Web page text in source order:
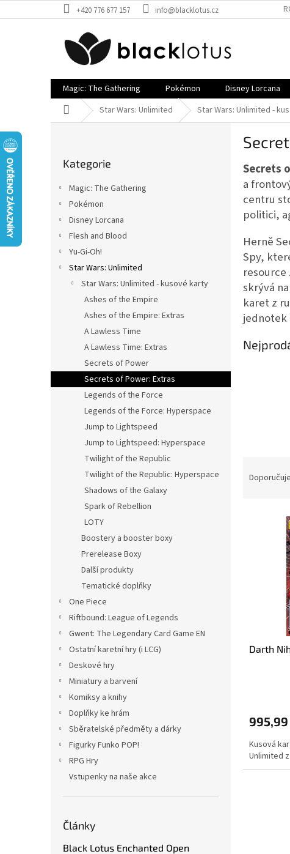
na
+420 776 677 157 info@blacklotus.cz
Magic: The Gathering Pokémon Disney Lorcana
Domů Star Wars: Unlimited Star Wars: Unlimited -
kategorie
Kategorie
Magic: The Gathering
Pokémon
Disney Lorcana
Flesh and Blood
Yu-Gi-Oh!
Star Wars: Unlimited
Star Wars: Unlimited - kusové karty
Ashes of the Empire
Ashes of the Empire: Extras
A Lawless Time
A Lawless Time: Extras
Secrets of Power
Secrets of Power: Extras
Legends of the Force
Legends of the Force: Hyperspace
Jump to Lightspeed
Jump to Lightspeed: Hyperspace
Twilight of the Republic
Twilight of the Republic: Hyperspace
Shadows of the Galaxy
Spark of Rebellion
LOTY
Boostery a booster boxy
Prerelease Boxy
Další produkty
Tematické doplňky
One Piece
Riftbound: League of Legends
Gwent: The Legendary Card Game EN
Ostatní karetní hry (i LCG)
Deskové hry
Miniatury a barvení
Komiksy a knihy
Doplňky ke hrám
Sběratelské předměty a dárky
Figurky Funko POP!
RPG Hry
Vstupenky na naše akce
Články
Black Lotus Enchanted Open
Secrets
a
centru
politici,
Herně
Spy,
skrývá
karet z
jednotek
Darth
995,99
Kusová
Unlimited